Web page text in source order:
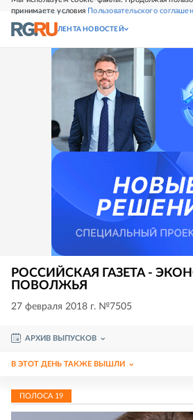
принимаете условия Пользовательского
СВЕЖИЙ НОМЕР
ЛЕНТА НОВОСТЕЙ
РОССИЙСКАЯ ГАЗЕТА -
ПОВОЛЖЬЯ
27 февраля 2018 г. №7505
АРХИВ ВЫПУСКОВ
В ЭТОТ ДЕНЬ ТАКЖЕ ВЫШЛИ
ПОЛОСА 19